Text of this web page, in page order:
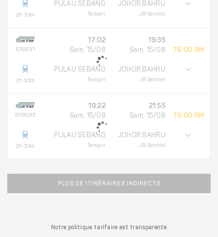
2h 33m
PULAU SEBANG
Tampin
JOHOR BAHRU
JB Sentral
EP9531
2h 33m
17:02
Sam, 15/08
PULAU SEBANG
Tampin
19:35
Sam, 15/08
JOHOR BAHRU
JB Sentral
76.00 RM
EP9533
2h 33m
19:22
Sam, 15/08
PULAU SEBANG
Tampin
21:55
Sam, 15/08
JOHOR BAHRU
JB Sentral
76.00 RM
PLUS DE ITINÉRAIRES INDIRECTS
Notre politique tarifaire est transparente